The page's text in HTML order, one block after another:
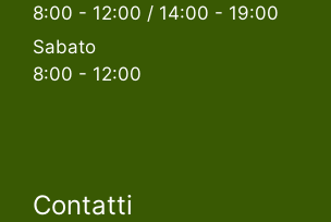
8:00 - 12:00 / 14:00 - 19:00
Sabato
8:00 - 12:00
Contatti